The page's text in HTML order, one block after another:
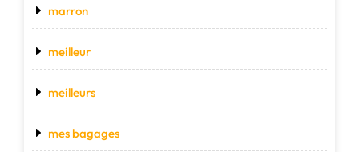
marron
meilleur
meilleurs
mes bagages